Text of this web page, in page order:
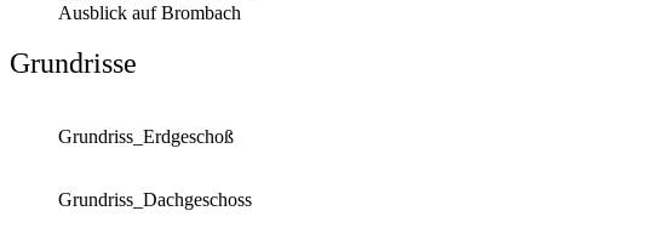
Ausblick auf Brombach
Grundrisse
Grundriss_Erdgeschoß
Grundriss_Dachgeschoss